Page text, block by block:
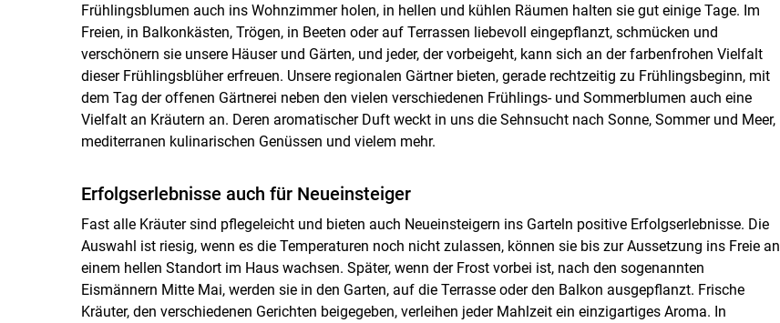
Frühlingsblumen auch ins Wohnzimmer holen, in hellen und kühlen Räumen halten sie gut einige Tage. Im
Freien, in Balkonkästen, Trögen, in Beeten oder auf Terrassen liebevoll eingepflanzt, schmücken und
verschönern sie unsere Häuser und Gärten, und jeder, der vorbeigeht, kann sich an der farbenfrohen Vielfalt
dieser Frühlingsblüher erfreuen. Unsere regionalen Gärtner bieten, gerade rechtzeitig zu Frühlingsbeginn, mit
dem Tag der offenen Gärtnerei neben den vielen verschiedenen Frühlings- und Sommerblumen auch eine
Vielfalt an Kräutern an. Deren aromatischer Duft weckt in uns die Sehnsucht nach Sonne, Sommer und Meer,
mediterranen kulinarischen Genüssen und vielem mehr.
Erfolgserlebnisse auch für Neueinsteiger
Fast alle Kräuter sind pflegeleicht und bieten auch Neueinsteigern ins Garteln positive Erfolgserlebnisse. Die
Auswahl ist riesig, wenn es die Temperaturen noch nicht zulassen, können sie bis zur Aussetzung ins Freie an
einem hellen Standort im Haus wachsen. Später, wenn der Frost vorbei ist, nach den sogenannten
Eismännern Mitte Mai, werden sie in den Garten, auf die Terrasse oder den Balkon ausgepflanzt. Frische
Kräuter, den verschiedenen Gerichten beigegeben, verleihen jeder Mahlzeit ein einzigartiges Aroma. In